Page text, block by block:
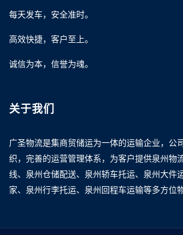
每天发车，安全准时。
高效快捷，客户至上。
诚信为本，信誉为魂。
关于我们
广圣物流是集商贸储运为一体的运输企业，公
织，完善的运营管理体系，为客户提供泉州物
线、泉州仓储配送、泉州轿车托运、泉州大件
家、泉州行李托运、泉州回程车运输等多方位